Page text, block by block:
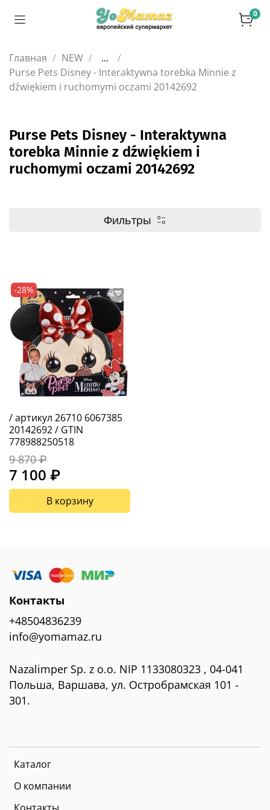
0
Главная NEW
...
Purse Pets Disney - Interaktywna torebka Minnie z
dźwiękiem i ruchomymi oczami 20142692
Purse Pets Disney - Interaktywna
torebka Minnie z dźwiękiem i
ruchomymi oczami 20142692
Фильтры
-28%
/ артикул 26710 6067385
20142692 / GTIN
778988250518
9 870 ₽
7 100 ₽
В корзину
Каталог
О компании
Контакты
+48504836239
info@yomamaz.ru
Nazalimper Sp. z o.o. NIP 1133080323 , 04-041
Польша, Варшава, ул. Остробрамская 101 -
301.